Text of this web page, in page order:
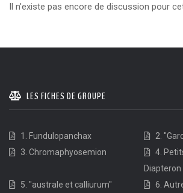
Il n'existe pas encore de discussion pour
LES FICHES DE GROUPE
1. Fundulopanchax
2.
3. Chromaphyosemion
4.
Diapteron
5. "australe et calliurum"
6.